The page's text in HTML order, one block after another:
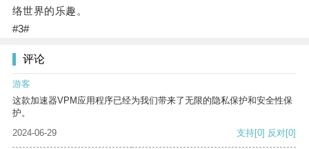
络世界的乐趣。
#3#
评论
游客
这款加速器VPM应用程序已经为我们带来了无限的隐私保护和安全性保
护。
2024-06-29
支持[0] 反对[0]